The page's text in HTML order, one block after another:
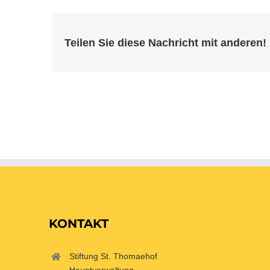
Teilen Sie diese Nachricht mit anderen!
KONTAKT
Stiftung St. Thomaehof